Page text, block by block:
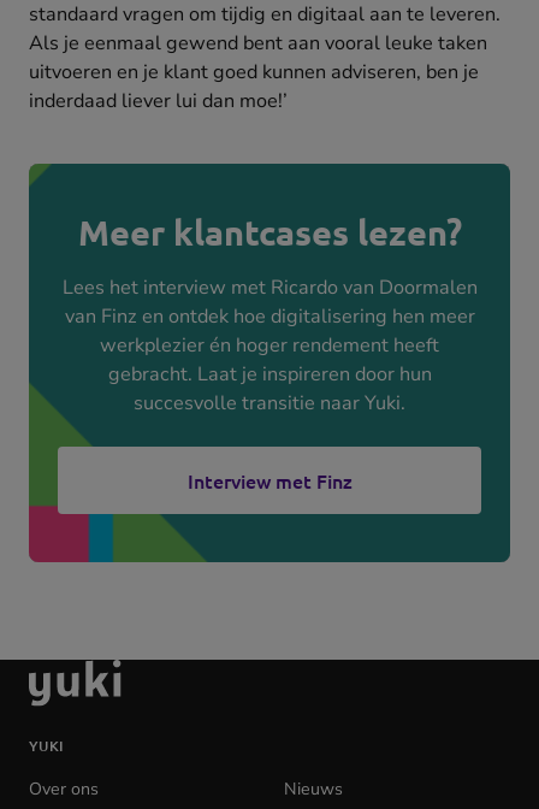
standaard vragen om tijdig en digitaal aan te leveren.
Als je eenmaal gewend bent aan vooral leuke taken
uitvoeren en je klant goed kunnen adviseren, ben je
inderdaad liever lui dan moe!’
Meer klantcases lezen?
Lees het interview met Ricardo van Doormalen
van Finz en ontdek hoe digitalisering hen meer
werkplezier én hoger rendement heeft
gebracht. Laat je inspireren door hun
succesvolle transitie naar Yuki.
Interview met Finz
Ga
naar
homepage
YUKI
Over ons
Nieuws